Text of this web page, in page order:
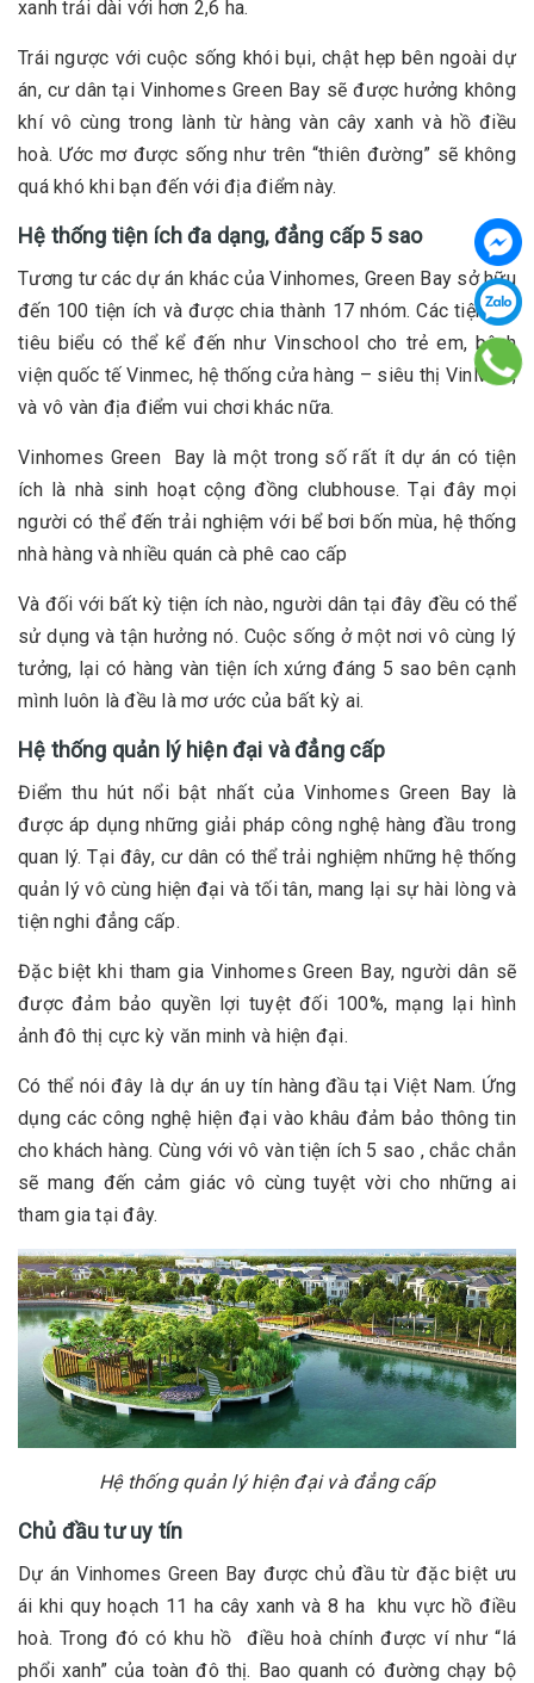
xanh trải dài với hơn 2,6 ha.
Trái ngược với cuộc sống khói bụi, chật hẹp bên ngoài dự
án, cư dân tại Vinhomes Green Bay sẽ được hưởng không
khí vô cùng trong lành từ hàng vàn cây xanh và hồ điều
hoà. Ước mơ được sống như trên “thiên đường” sẽ không
quá khó khi bạn đến với địa điểm này.
Hệ thống tiện ích đa dạng, đẳng cấp 5 sao
Tương tư các dự án khác của Vinhomes, Green Bay sở hữu
đến 100 tiện ích và được chia thành 17 nhóm. Các tiện ích
tiêu biểu có thể kể đến như Vinschool cho trẻ em, bệnh
viện quốc tế Vinmec, hệ thống cửa hàng – siêu thị VinMart,
và vô vàn địa điểm vui chơi khác nữa.
Vinhomes Green Bay là một trong số rất ít dự án có tiện
ích là nhà sinh hoạt cộng đồng clubhouse. Tại đây mọi
người có thể đến trải nghiệm với bể bơi bốn mùa, hệ thống
nhà hàng và nhiều quán cà phê cao cấp
Và đối với bất kỳ tiện ích nào, người dân tại đây đều có thể
sử dụng và tận hưởng nó. Cuộc sống ở một nơi vô cùng lý
tưởng, lại có hàng vàn tiện ích xứng đáng 5 sao bên cạnh
mình luôn là đều là mơ ước của bất kỳ ai.
Hệ thống quản lý hiện đại và đẳng cấp
Điểm thu hút nổi bật nhất của Vinhomes Green Bay là
được áp dụng những giải pháp công nghệ hàng đầu trong
quan lý. Tại đây, cư dân có thể trải nghiệm những hệ thống
quản lý vô cùng hiện đại và tối tân, mang lại sự hài lòng và
tiện nghi đẳng cấp.
Đặc biệt khi tham gia Vinhomes Green Bay, người dân sẽ
được đảm bảo quyền lợi tuyệt đối 100%, mạng lại hình
ảnh đô thị cực kỳ văn minh và hiện đại.
Có thể nói đây là dự án uy tín hàng đầu tại Việt Nam. Ứng
dụng các công nghệ hiện đại vào khâu đảm bảo thông tin
cho khách hàng. Cùng với vô vàn tiện ích 5 sao , chắc chắn
sẽ mang đến cảm giác vô cùng tuyệt vời cho những ai
tham gia tại đây.
Hệ thống quản lý hiện đại và đẳng cấp
Chủ đầu tư uy tín
Dự án Vinhomes Green Bay được chủ đầu từ đặc biệt ưu
ái khi quy hoạch 11 ha cây xanh và 8 ha khu vực hồ điều
hoà. Trong đó có khu hồ điều hoà chính được ví như “lá
phổi xanh” của toàn đô thị. Bao quanh có đường chạy bộ